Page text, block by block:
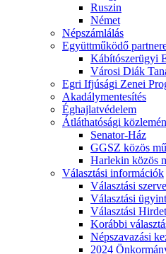
Ruszin
Német
Népszámlálás
Együttműködő
Kábítószerügyi
Városi Diák
Egri Ifjúsági Zenei
Akadálymentesítés
Éghajlatvédelem
Átláthatósági
Senator-Ház
GGSZ közös
Harlekin közös
Választási információk
Választási
Választási
Választási
Korábbi
Népszavazási
2024